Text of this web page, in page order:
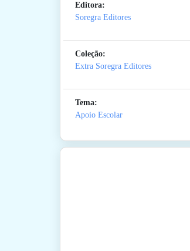
Editora:
Soregra Editores
Coleção:
Extra Soregra Editores
Tema:
Apoio Escolar